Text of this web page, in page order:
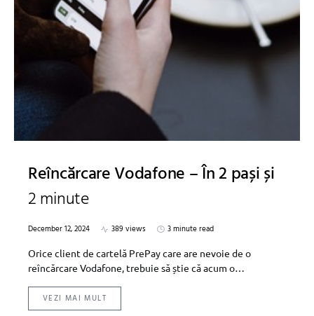
Reîncărcare Vodafone – În 2 pași și
2 minute
December 12, 2024 389 views
3 minute read
Orice client de cartelă PrePay care are nevoie de o
reîncărcare Vodafone, trebuie să știe că acum o…
VEZI MAI MULT